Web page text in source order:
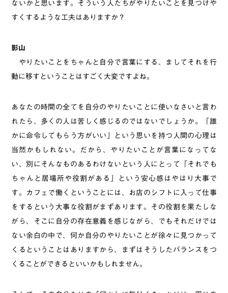
ないかと思います。そういう人たちがやりたいことを見つけや
すくするような工夫はありますか？
影山
やりたいことをちゃんと自分で言葉にする、ましてそれを行
動に移すということはすごく大変ですよね。
あなたの時間の全てを自分のやりたいことに使いなさいと言わ
れたら、多くの人は苦しく感じるのではないでしょうか。「誰
かに命令してもらう方がいい」という思いを持つ人間の心理は
当然かもしれない。だから、やりたいことが言葉になってな
い、別にそんなものあるわけないという人にとって「それでも
ちゃんと居場所や役割がある」という安心感はやはり大事で
す。カフェで働くということには、お店のシフトに入って仕事
をするという大事な役割がまずあります。その役割を果たしな
がら、そこに自分の存在意義を感じながら、でもそれだけでは
ない余白の中で、何か自分のやりたいことが徐々に見つかって
くるということはありますから、まずはそうしたバランスをつ
くることができるといいかもしれません。